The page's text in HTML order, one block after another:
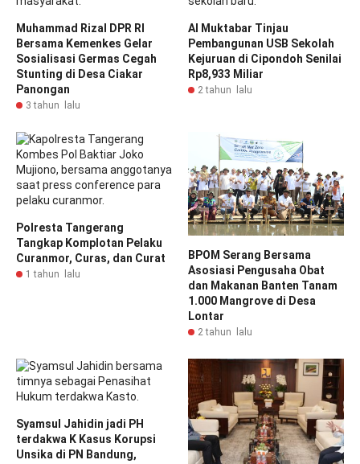
Muhammad Rizal DPR RI
Bersama Kemenkes Gelar
Sosialisasi Germas Cegah
Stunting di Desa Ciakar
Panongan
3 tahun lalu
Al Muktabar Tinjau
Pembangunan USB Sekolah
Kejuruan di Cipondoh Senilai
Rp8,933 Miliar
2 tahun lalu
Polresta Tangerang
Tangkap Komplotan Pelaku
Curanmor, Curas, dan Curat
1 tahun lalu
BPOM Serang Bersama
Asosiasi Pengusaha Obat
dan Makanan Banten Tanam
1.000 Mangrove di Desa
Lontar
2 tahun lalu
Syamsul Jahidin jadi PH
terdakwa K Kasus Korupsi
Unsika di PN Bandung,